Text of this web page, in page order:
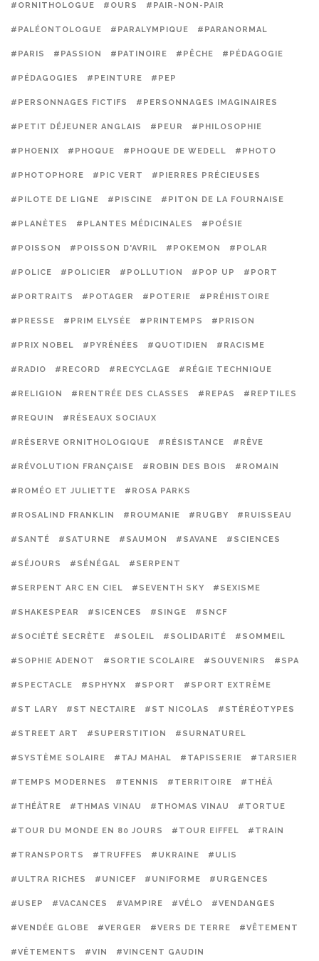
#ORNITHOLOGUE #OURS #PAIR-NON-PAIR
#PALÉONTOLOGUE #PARALYMPIQUE #PARANORMAL
#PARIS #PASSION #PATINOIRE #PÊCHE #PÉDAGOGIE
#PÉDAGOGIES #PEINTURE #PEP
#PERSONNAGES FICTIFS #PERSONNAGES IMAGINAIRES
#PETIT DÉJEUNER ANGLAIS #PEUR #PHILOSOPHIE
#PHOENIX #PHOQUE #PHOQUE DE WEDELL #PHOTO
#PHOTOPHORE #PIC VERT #PIERRES PRÉCIEUSES
#PILOTE DE LIGNE #PISCINE #PITON DE LA FOURNAISE
#PLANÈTES #PLANTES MÉDICINALES #POÉSIE
#POISSON #POISSON D'AVRIL #POKEMON #POLAR
#POLICE #POLICIER #POLLUTION #POP UP #PORT
#PORTRAITS #POTAGER #POTERIE #PRÉHISTOIRE
#PRESSE #PRIM ELYSÉE #PRINTEMPS #PRISON
#PRIX NOBEL #PYRÉNÉES #QUOTIDIEN #RACISME
#RADIO #RECORD #RECYCLAGE #RÉGIE TECHNIQUE
#RELIGION #RENTRÉE DES CLASSES #REPAS #REPTILES
#REQUIN #RÉSEAUX SOCIAUX
#RÉSERVE ORNITHOLOGIQUE #RÉSISTANCE #RÊVE
#RÉVOLUTION FRANÇAISE #ROBIN DES BOIS #ROMAIN
#ROMÉO ET JULIETTE #ROSA PARKS
#ROSALIND FRANKLIN #ROUMANIE #RUGBY #RUISSEAU
#SANTÉ #SATURNE #SAUMON #SAVANE #SCIENCES
#SÉJOURS #SÉNÉGAL #SERPENT
#SERPENT ARC EN CIEL #SEVENTH SKY #SEXISME
#SHAKESPEAR #SICENCES #SINGE #SNCF
#SOCIÉTÉ SECRÈTE #SOLEIL #SOLIDARITÉ #SOMMEIL
#SOPHIE ADENOT #SORTIE SCOLAIRE #SOUVENIRS #SPA
#SPECTACLE #SPHYNX #SPORT #SPORT EXTRÊME
#ST LARY #ST NECTAIRE #ST NICOLAS #STÉRÉOTYPES
#STREET ART #SUPERSTITION #SURNATUREL
#SYSTÈME SOLAIRE #TAJ MAHAL #TAPISSERIE #TARSIER
#TEMPS MODERNES #TENNIS #TERRITOIRE #THÉÂ
#THÉÂTRE #THMAS VINAU #THOMAS VINAU #TORTUE
#TOUR DU MONDE EN 80 JOURS #TOUR EIFFEL #TRAIN
#TRANSPORTS #TRUFFES #UKRAINE #ULIS
#ULTRA RICHES #UNICEF #UNIFORME #URGENCES
#USEP #VACANCES #VAMPIRE #VÉLO #VENDANGES
#VENDÉE GLOBE #VERGER #VERS DE TERRE #VÊTEMENT
#VÊTEMENTS #VIN #VINCENT GAUDIN